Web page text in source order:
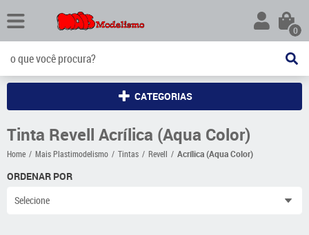
0
CATEGORIAS
Tinta Revell Acrílica (Aqua Color)
Home Mais Plastimodelismo Tintas Revell Acrílica (Aqua Color)
ORDENAR POR
Selecione